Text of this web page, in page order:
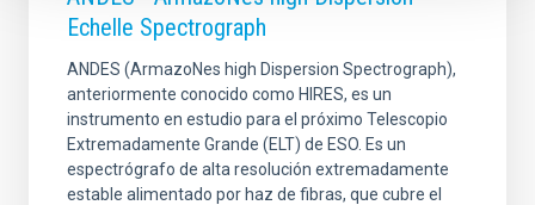
Echelle Spectrograph
ANDES (ArmazoNes high Dispersion Spectrograph),
anteriormente conocido como HIRES, es un
instrumento en estudio para el próximo Telescopio
Extremadamente Grande (ELT) de ESO. Es un
espectrógrafo de alta resolución extremadamente
estable alimentado por haz de fibras, que cubre el